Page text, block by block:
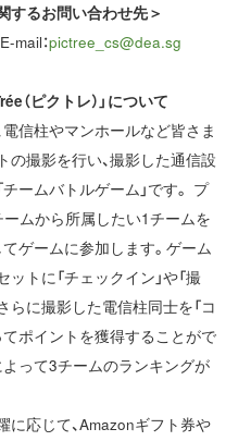
するお問い合わせ先＞
mail：pictree_cs@dea.sg
（ピクトレ）」について
信柱やマンホールなど皆さま
撮影を行い、撮影した通信設
ームバトルゲーム」です。 プ
ムから所属したい1チームを
ゲームに参加します。ゲーム
トに「チェックイン」や「撮
らに撮影した電信柱同士を「コ
てポイントを獲得することがで
よって3チームのランキングが
応じて、Amazonギフト券や